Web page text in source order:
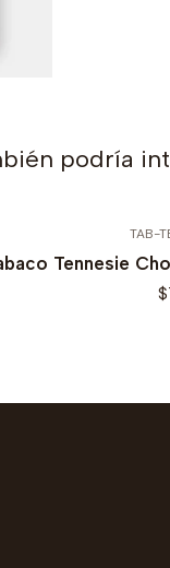
podría
TAB-
Tennesie